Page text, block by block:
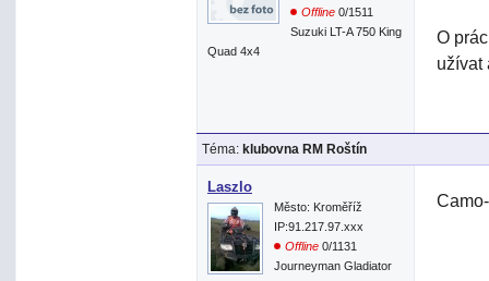
Offline 0/1511
Suzuki LT-A 750 King
Quad 4x4
O
užívat
Téma: klubovna RM Roštín
Laszlo
Město: Kroměříž
IP:91.217.97.xxx
Offline 0/1131
Journeyman Gladiator